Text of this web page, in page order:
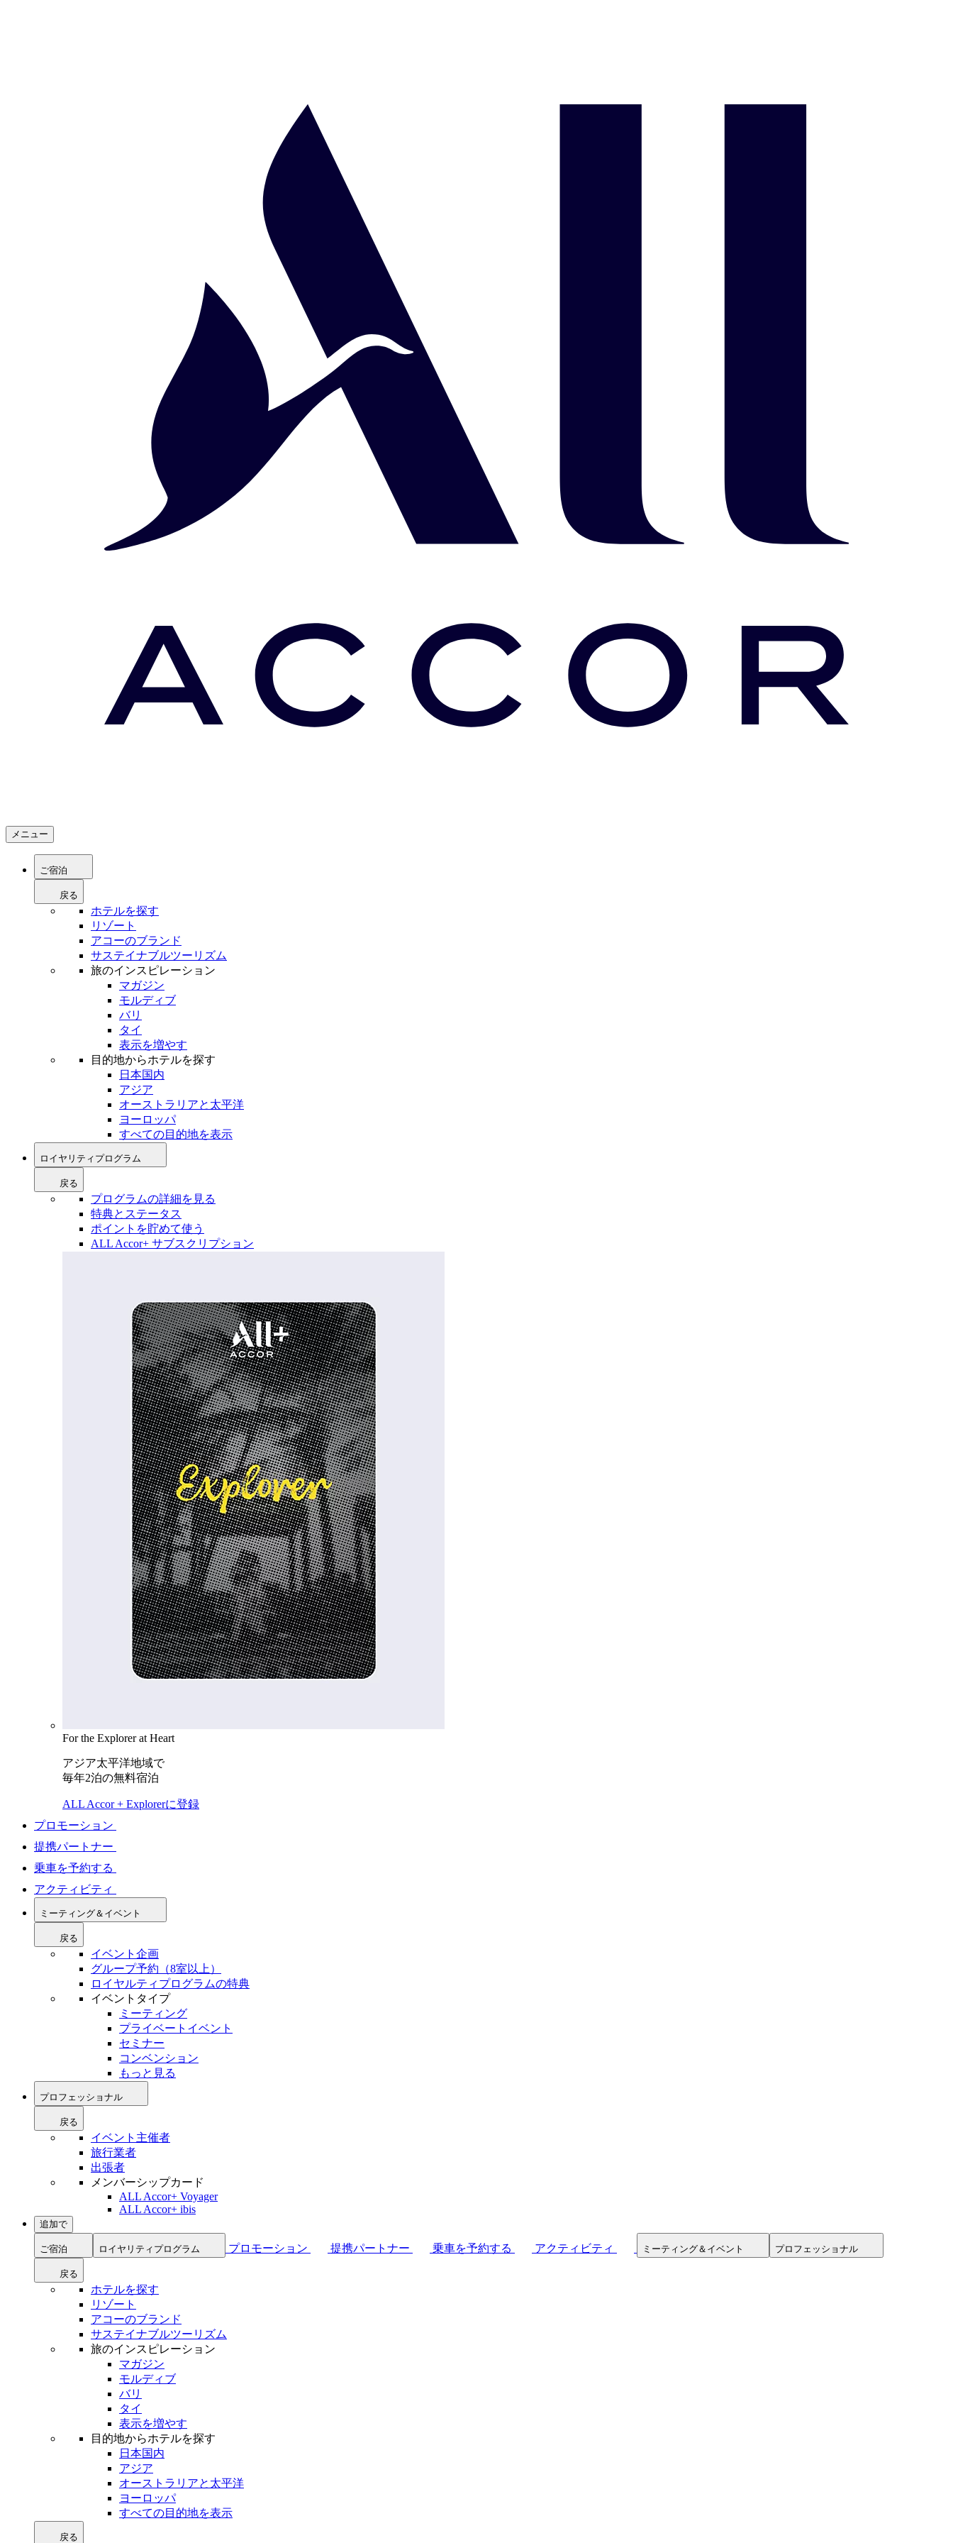
メニュー
ご宿泊
戻る
ホテルを探す
リゾート
アコーのブランド
サステイナブルツーリズム
旅のインスピレーション
マガジン
モルディブ
バリ
タイ
表示を増やす
目的地からホテルを探す
日本国内
アジア
オーストラリアと太平洋
ヨーロッパ
すべての目的地を表示
ロイヤリティプログラム
戻る
プログラムの詳細を見る
特典とステータス
ポイントを貯めて使う
ALL Accor+ サブスクリプション
For the Explorer at Heart
アジア太平洋地域で
毎年2泊の無料宿泊
ALL Accor + Explorerに登録
プロモーション
提携パートナー
乗車を予約する
アクティビティ
ミーティング＆イベント
戻る
イベント企画
グループ予約（8室以上）
ロイヤルティプログラムの特典
イベントタイプ
ミーティング
プライベートイベント
セミナー
コンベンション
もっと見る
プロフェッショナル
戻る
イベント主催者
旅行業者
出張者
メンバーシップカード
ALL Accor+ Voyager
ALL Accor+ ibis
追加で
ご宿泊 ロイヤリティプログラム プロモーション 提携パートナー 乗車を予約する アクティビティ ミーティング＆イベント プロフェッショナル
戻る
ホテルを探す
リゾート
アコーのブランド
サステイナブルツーリズム
旅のインスピレーション
マガジン
モルディブ
バリ
タイ
表示を増やす
目的地からホテルを探す
日本国内
アジア
オーストラリアと太平洋
ヨーロッパ
すべての目的地を表示
戻る